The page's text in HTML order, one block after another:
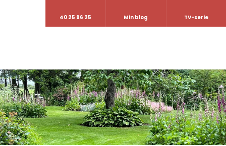
40 25 96 25 Min blog TV-serie